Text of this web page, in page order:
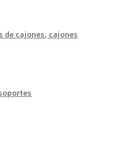
de cajones, cajones